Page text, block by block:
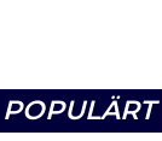
POPULÄRT